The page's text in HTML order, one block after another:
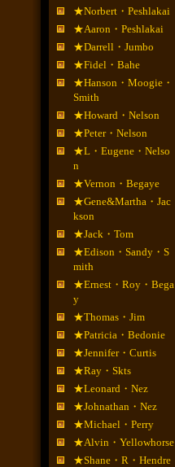
★Norbert・Peshlakai
★Aaron・Peshlakai
★Darrell・Jumbo
★Fidel・Bahe
★Hanson・Moogie・
Smith
★Howard・Nelson
★Peter・Nelson
★L・Eugene・Nelso
n
★Vernon・Begaye
★Gene&Martha・Jac
kson
★Jack・Tom
★Edison・Sandy・S
mith
★Ernest・Roy・Bega
y
★Thomas・Jim
★Patricia・Bedonie
★Jennifer・Curtis
★Ray・Skts
★Leonard・Nez
★Johnathan・Nez
★Michael・Perry
★Alvin・Yellowhorse
★Shane・R・Hendre